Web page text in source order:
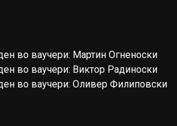
во ваучери: Мартин Огненоски
во ваучери: Виктор Радиноски
во ваучери: Оливер Филиповски